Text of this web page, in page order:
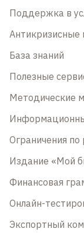
Поддержка в
Антикризисные
База знаний
Полезные
Методические
Ограничения по
Издание «Мой
Финансовая
Онлайн-
Экспортный